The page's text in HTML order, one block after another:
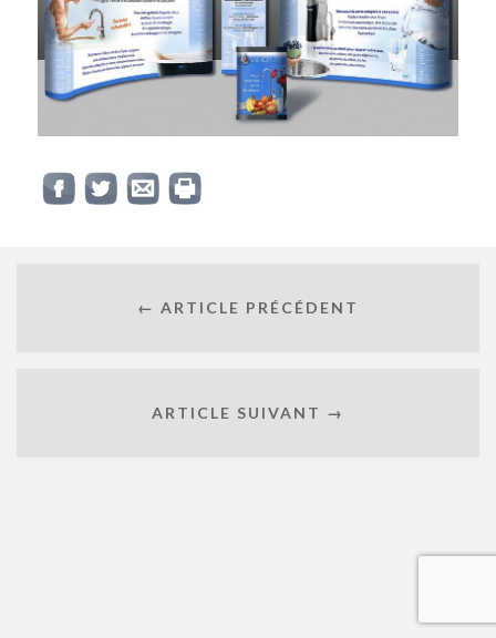
← ARTICLE PRÉCÉDENT
ARTICLE SUIVANT →